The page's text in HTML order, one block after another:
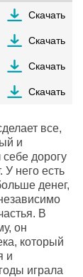
Скачать
Скачать
Скачать
Скачать
все,
и
дорогу
У него есть
денег,
В
он
который
и
играла